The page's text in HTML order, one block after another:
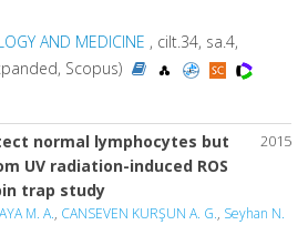
AND MEDICINE , cilt.34, sa.4,
Scopus)
2015
normal lymphocytes but
UV radiation-induced ROS
trap study
M. A., CANSEVEN KURŞUN A. G., Seyhan N.